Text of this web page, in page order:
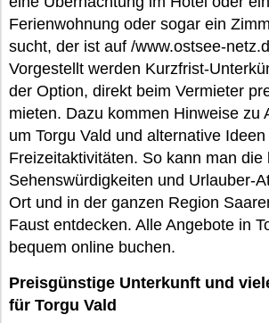
Ferienwohnung oder sogar ein
sucht, der ist auf /www.ostsee-
Vorgestellt werden Kurzfrist-
der Option, direkt beim Vermieter
mieten. Dazu kommen Hinweise zu
um Torgu Vald und alternative Ideen
Freizeitaktivitäten. So kann man die
Sehenswürdigkeiten und Urlauber-
Ort und in der ganzen Region
Faust entdecken. Alle Angebote in
bequem online buchen.
Preisgünstige Unterkunft und
für Torgu Vald